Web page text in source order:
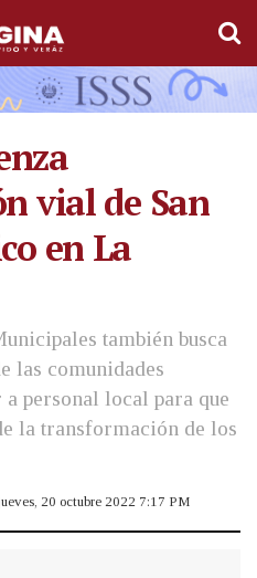
vial de San
en La
también busca
las comunidades
personal local para que
la transformación de los
20 octubre 2022 7:17 PM